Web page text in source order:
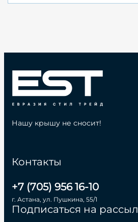
Контакты
+7 (705) 956 16-10
г. Астана, ул. Пушкина, 55/1
Подписаться на
Нашу крышу не сносит!